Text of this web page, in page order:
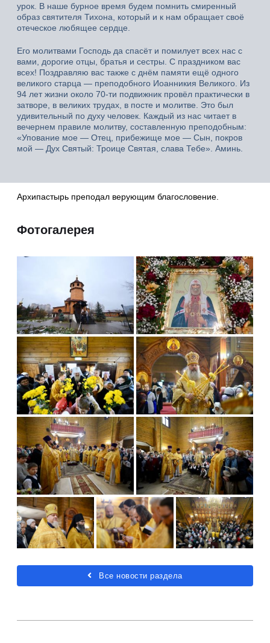
урок. В наше бурное время будем помнить смиренный
образ святителя Тихона, который и к нам обращает своё
отеческое любящее сердце.
Его молитвами Господь да спасёт и помилует всех нас с
вами, дорогие отцы, братья и сестры. С праздником вас
всех! Поздравляю вас также с днём памяти ещё одного
великого старца — преподобного Иоанникия Великого. Из
94 лет жизни около 70-ти подвижник провёл практически в
затворе, в великих трудах, в посте и молитве. Это был
удивительный по духу человек. Каждый из нас читает в
вечернем правиле молитву, составленную преподобным:
«Упование мое — Отец, прибежище мое — Сын, покров
мой — Дух Святый: Троице Святая, слава Тебе». Аминь.
Архипастырь преподал верующим благословение.
Фотогалерея
Все новости раздела